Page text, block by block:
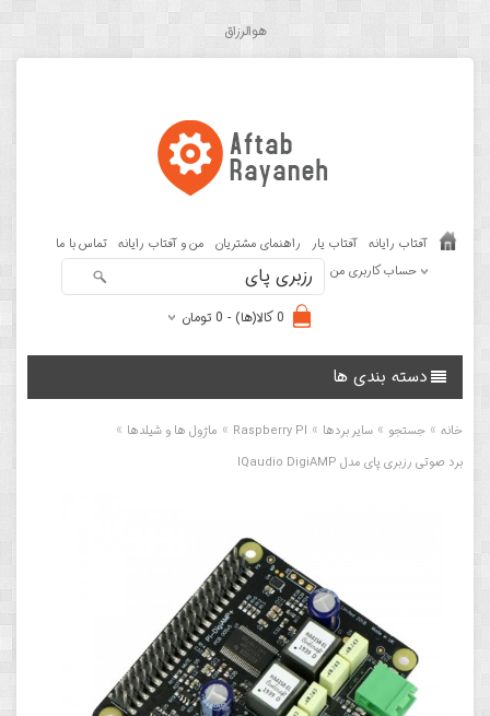
هوالرزاق
آفتاب رایانه آفتاب یار راهنمای مشتریان من و آفتاب رایانه تماس با ما
حساب کاربری من
0 کالا(ها) - 0 تومان
دسته بندی ها
خانه » جستجو » سایر بردها »
Raspberry PI
» ماژول ها و شیلدها »
برد صوتی رزبری پای مدل IQaudio DigiAMP